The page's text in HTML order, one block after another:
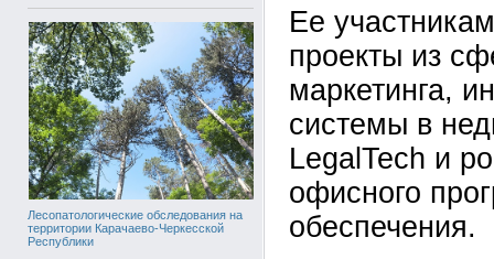
Лесопатологические обследования на
территории Карачаево-Черкесской
Республики
Ее
проекты из
маркетинга,
системы в
LegalTech и
офисного
обеспечения.